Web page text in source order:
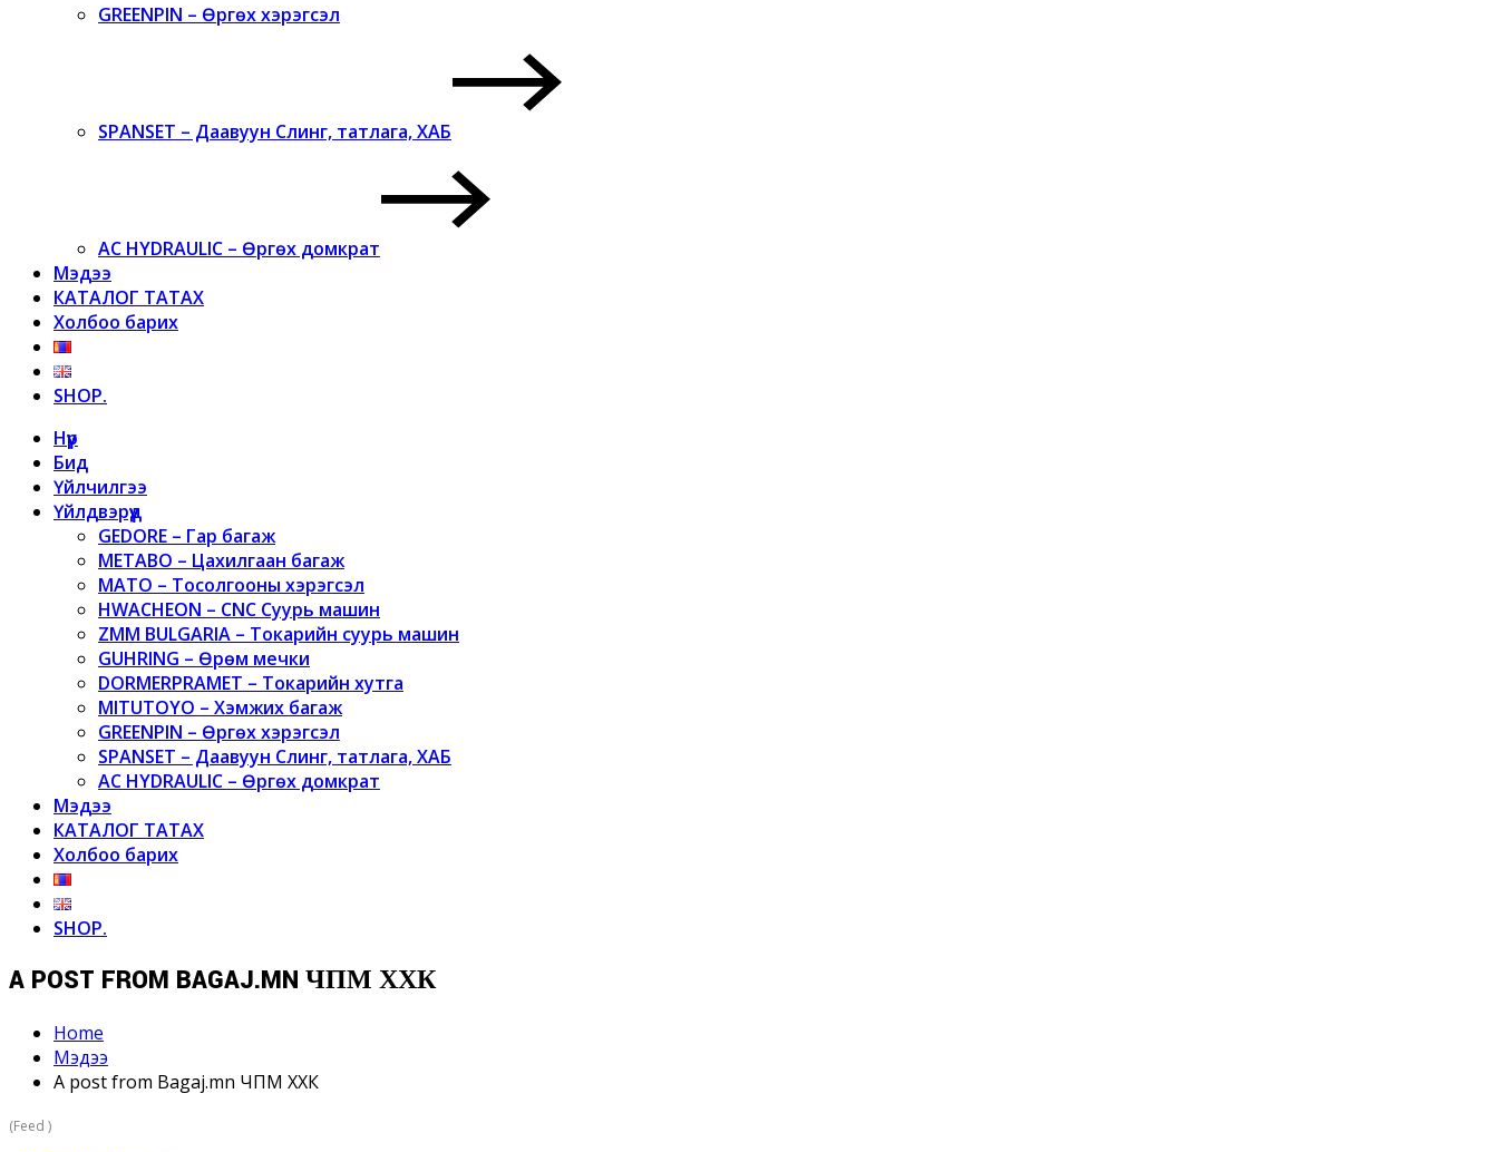
GREENPIN – Өргөх хэрэгсэл
SPANSET – Даавуун Слинг, татлага, ХАБ
AC HYDRAULIC – Өргөх домкрат
Мэдээ
КАТАЛОГ ТАТАХ
Холбоо барих
SHOP.
Нүүр
Бид
Үйлчилгээ
Үйлдвэрүүд
GEDORE – Гар багаж
METABO – Цахилгаан багаж
MATO – Тосолгооны хэрэгсэл
HWACHEON – CNC Суурь машин
ZMM BULGARIA – Токарийн суурь машин
GUHRING – Өрөм мечки
DORMERPRAMET – Токарийн хутга
MITUTOYO – Хэмжих багаж
GREENPIN – Өргөх хэрэгсэл
SPANSET – Даавуун Слинг, татлага, ХАБ
AC HYDRAULIC – Өргөх домкрат
Мэдээ
КАТАЛОГ ТАТАХ
Холбоо барих
SHOP.
A POST FROM BAGAJ.MN ЧПМ ХХК
Home
Мэдээ
A post from Bagaj.mn ЧПМ ХХК
(Feed )